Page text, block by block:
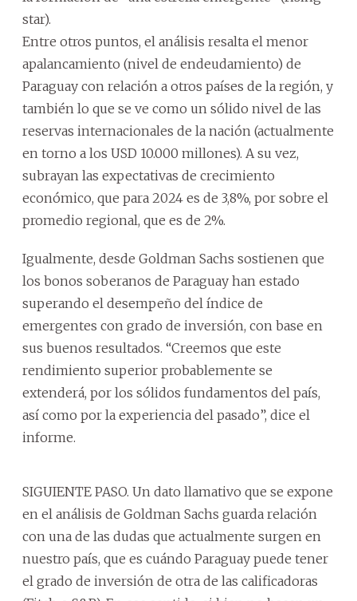
star).
Entre otros puntos, el análisis resalta el menor
apalancamiento (nivel de endeudamiento) de
Paraguay con relación a otros países de la región, y
también lo que se ve como un sólido nivel de las
reservas internacionales de la nación (actualmente
en torno a los USD 10.000 millones). A su vez,
subrayan las expectativas de crecimiento
económico, que para 2024 es de 3,8%, por sobre el
promedio regional, que es de 2%.
Igualmente, desde Goldman Sachs sostienen que
los bonos soberanos de Paraguay han estado
superando el desempeño del índice de
emergentes con grado de inversión, con base en
sus buenos resultados. “Creemos que este
rendimiento superior probablemente se
extenderá, por los sólidos fundamentos del país,
así como por la experiencia del pasado”, dice el
informe.
SIGUIENTE PASO. Un dato llamativo que se expone
en el análisis de Goldman Sachs guarda relación
con una de las dudas que actualmente surgen en
nuestro país, que es cuándo Paraguay puede tener
el grado de inversión de otra de las calificadoras